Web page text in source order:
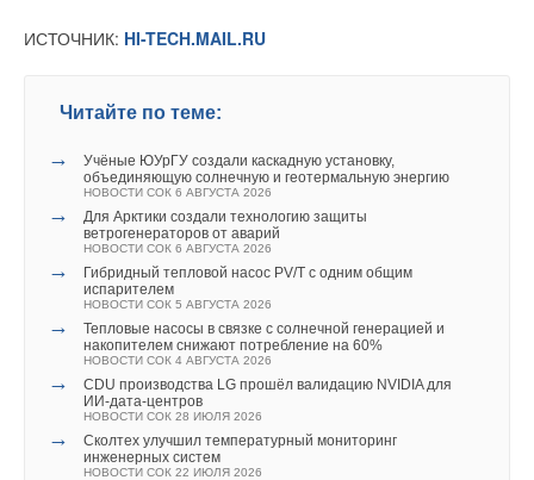
ИСТОЧНИК: HI-TECH.MAIL.RU
Читайте по теме:
→
Учёные ЮУрГУ создали каскадную установку,
объединяющую солнечную и геотермальную энергию
НОВОСТИ СОК 6 АВГУСТА 2026
→
Для Арктики создали технологию защиты
ветрогенераторов от аварий
НОВОСТИ СОК 6 АВГУСТА 2026
→
Гибридный тепловой насос PV/T с одним общим
испарителем
НОВОСТИ СОК 5 АВГУСТА 2026
→
Тепловые насосы в связке с солнечной генерацией и
накопителем снижают потребление на 60%
НОВОСТИ СОК 4 АВГУСТА 2026
→
CDU производства LG прошёл валидацию NVIDIA для
ИИ-дата-центров
НОВОСТИ СОК 28 ИЮЛЯ 2026
→
Сколтех улучшил температурный мониторинг
инженерных систем
НОВОСТИ СОК 22 ИЮЛЯ 2026